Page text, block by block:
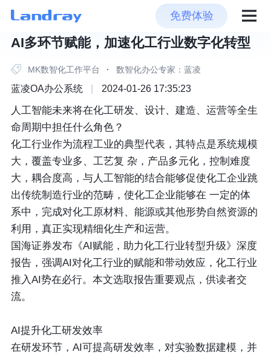
免费体验
AI多环节赋能，加速化工行业数字化转型
MK数智化工作平台 · 数智化办公专家：蓝凌
蓝凌OA办公系统 2024-01-26 17:35:23
人工智能未来将在化工研发、设计、建造、运营等全生
命周期中担任什么角色？
化工行业作为流程工业的典型代表，其特点是系统规模
大，覆盖专业多、工艺复 杂，产品多元化，控制难度
大，耦合度高，与人工智能的结合能够促使化工企业跳
出传统制造行业的范畴，使化工企业能够在 一定的体
系中，完成对化工原材料、能源或其他形势自然资源的
利用，真正实现精细化生产和运营。
国海证券发布《AI赋能，助力化工行业转型升级》深度
报告，强调AI对化工行业的赋能和带动效应，化工行业
推入AI势在必行。本文选取报告重要观点，供读者交
流。
AI提升化工研发效率
在研发环节，AI可提高研发效率，对实验数据建模，并